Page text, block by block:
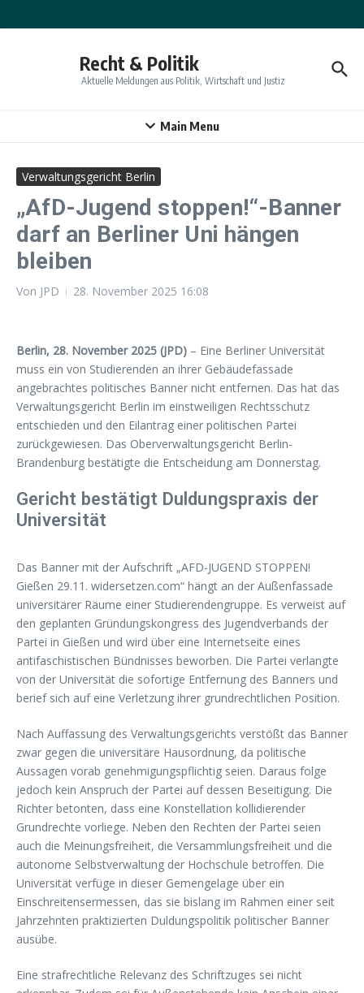
Recht & Politik
Aktuelle Meldungen aus Politik, Wirtschaft und Justiz
Main Menu
Verwaltungsgericht Berlin
„AfD-Jugend stoppen!“-Banner
darf an Berliner Uni hängen
bleiben
Von JPD 28. November 2025 16:08
Berlin, 28. November 2025 (JPD) – Eine Berliner Universität
muss ein von Studierenden an ihrer Gebäudefassade
angebrachtes politisches Banner nicht entfernen. Das hat das
Verwaltungsgericht Berlin im einstweiligen Rechtsschutz
entschieden und den Eilantrag einer politischen Partei
zurückgewiesen. Das Oberverwaltungsgericht Berlin-
Brandenburg bestätigte die Entscheidung am Donnerstag.
Gericht bestätigt Duldungspraxis der
Universität
Das Banner mit der Aufschrift „AFD-JUGEND STOPPEN!
Gießen 29.11. widersetzen.com“ hängt an der Außenfassade
universitärer Räume einer Studierendengruppe. Es verweist auf
den geplanten Gründungskongress des Jugendverbands der
Partei in Gießen und wird über eine Internetseite eines
antifaschistischen Bündnisses beworben. Die Partei verlangte
von der Universität die sofortige Entfernung des Banners und
berief sich auf eine Verletzung ihrer grundrechtlichen Position.
Nach Auffassung des Verwaltungsgerichts verstößt das Banner
zwar gegen die universitäre Hausordnung, da politische
Aussagen vorab genehmigungspflichtig seien. Daraus folge
jedoch kein Anspruch der Partei auf dessen Beseitigung. Die
Richter betonten, dass eine Konstellation kollidierender
Grundrechte vorliege. Neben den Rechten der Partei seien
auch die Meinungsfreiheit, die Versammlungsfreiheit und die
autonome Selbstverwaltung der Hochschule betroffen. Die
Universität verfüge in dieser Gemengelage über ein
Einschreitensermessen, das sie bislang im Rahmen einer seit
Jahrzehnten praktizierten Duldungspolitik politischer Banner
ausübe.
Eine strafrechtliche Relevanz des Schriftzuges sei nicht